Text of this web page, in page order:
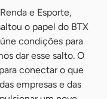
e Esporte,
o papel do BTX
condições para
dar esse salto. O
conectar o que
empresas e das